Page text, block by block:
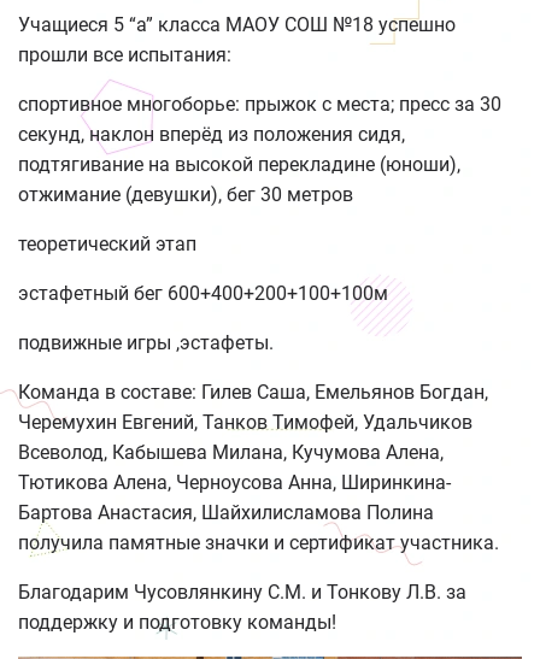
Учащиеся 5 “а” класса МАОУ СОШ №18 успешно
прошли все испытания:
спортивное многоборье: прыжок с места; пресс за 30
секунд, наклон вперёд из положения сидя,
подтягивание на высокой перекладине (юноши),
отжимание (девушки), бег 30 метров
теоретический этап
эстафетный бег 600+400+200+100+100м
подвижные игры ,эстафеты.
Команда в составе: Гилев Саша, Емельянов Богдан,
Черемухин Евгений, Танков Тимофей, Удальчиков
Всеволод, Кабышева Милана, Кучумова Алена,
Тютикова Алена, Черноусова Анна, Ширинкина-
Бартова Анастасия, Шайхилисламова Полина
получила памятные значки и сертификат участника.
Благодарим Чусовлянкину С.М. и Тонкову Л.В. за
поддержку и подготовку команды!